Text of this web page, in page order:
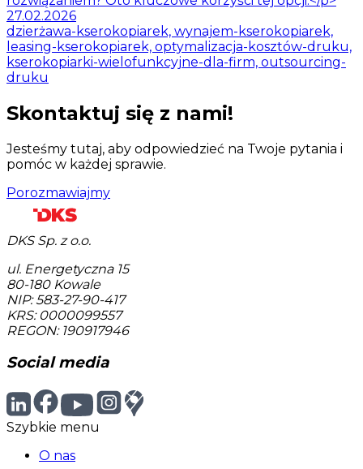
27.02.2026
dzierżawa-kserokopiarek, wynajem-kserokopiarek,
leasing-kserokopiarek, optymalizacja-kosztów-druku,
kserokopiarki-wielofunkcyjne-dla-firm, outsourcing-
druku
Skontaktuj się z nami!
Jesteśmy tutaj, aby odpowiedzieć na Twoje pytania i
pomóc w każdej sprawie.
Porozmawiajmy
DKS Sp. z o.o.
ul. Energetyczna 15
80-180 Kowale
NIP: 583-27-90-417
KRS: 0000099557
REGON: 190917946
Social media
Szybkie menu
O nas